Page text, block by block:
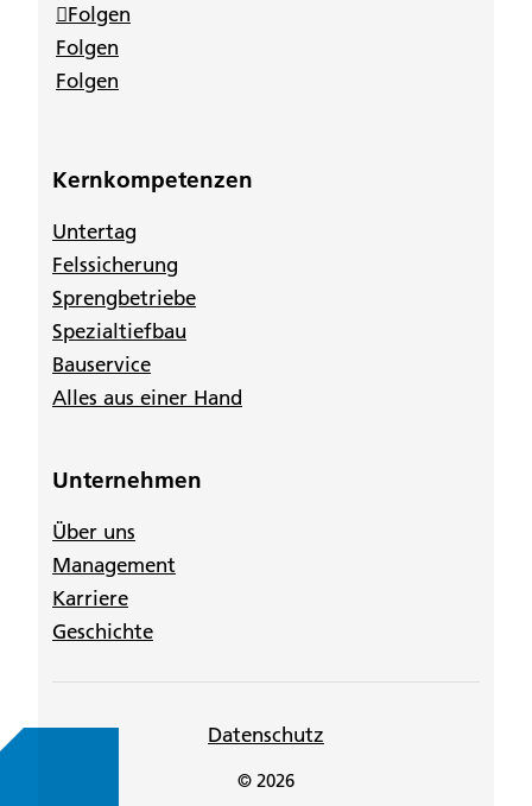
Folgen
Folgen
Folgen
Kernkompetenzen
Untertag
Felssicherung
Sprengbetriebe
Spezialtiefbau
Bauservice
Alles aus einer Hand
Unternehmen
Über uns
Management
Karriere
Geschichte
Datenschutz
© 2026